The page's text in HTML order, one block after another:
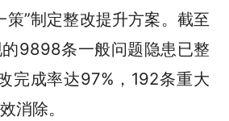
策”制定整改提升方案。截至
9898条一般问题隐患已整
完成率达97%，192条重大
消除。